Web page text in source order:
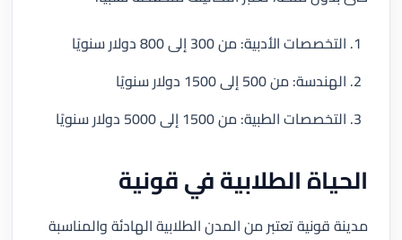
التخصصات الأدبية: من 300 إلى 800 دولار سنويًا
الهندسة: من 500 إلى 1500 دولار سنويًا
التخصصات الطبية: من 1500 إلى 5000 دولار سنويًا
الحياة الطلابية في قونية
مدينة قونية تعتبر من المدن الطلابية الهادئة والمناسبة